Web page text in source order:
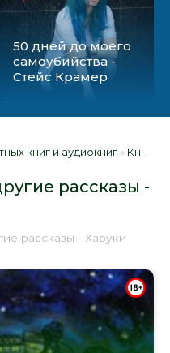
50 дней до моего
самоубийства -
Стейс Крамер
книг и аудиокниг » Книги
рассказы -
рассказы - Харуки